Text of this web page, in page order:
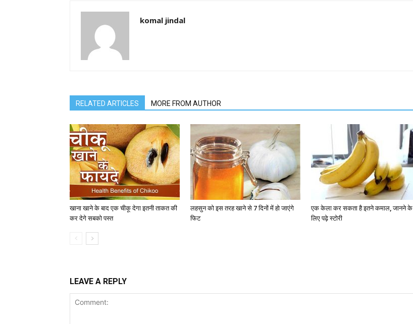
komal jindal
RELATED ARTICLES MORE FROM AUTHOR
खाना खाने के बाद एक चीकू देगा इतनी ताकत की
कर देगे सबको पस्त
लहसुन को इस तरह खाने से 7 दिनों में हो जाएंगे
फिट
एक केला कर सकता है इतने कमाल, जानने के
लिए पढ़े स्टोरी
LEAVE A REPLY